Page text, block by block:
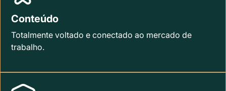
Conteúdo
Totalmente voltado e conectado ao mercado de
trabalho.